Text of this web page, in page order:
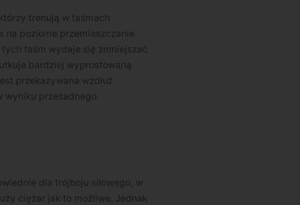
trenują w taśmach
na poziome przemieszczanie
taśm wydaje się zmniejszać
bardziej wyprostowaną
przekazywana wzdłuż
wyniku przesadnego
dla trójboju siłowego, w
ciężar jak to możliwe. Jednak